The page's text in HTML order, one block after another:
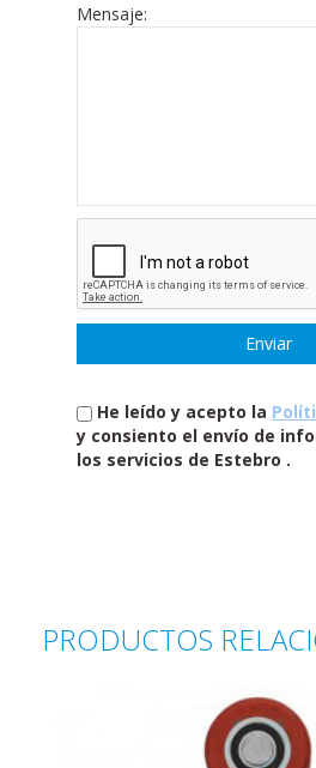
Mensaje:
He leído y acepto la
y consiento el envío de
los servicios de Estebro .
PRODUCTOS